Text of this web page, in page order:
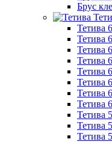
Брус
Тетива
Тетива
Тетива
Тетива
Тетива
Тетива
Тетива
Тетива
Тетива
Тетива
Тетива